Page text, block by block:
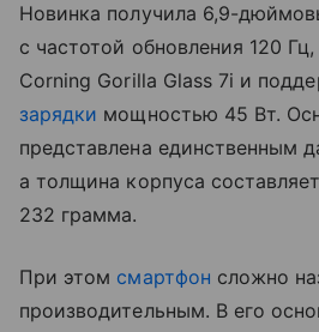
Новинка получила 6,9-
с частотой обновления 120
Corning Gorilla Glass 7i и
зарядки мощностью 45 Вт.
представлена единственным
а толщина корпуса
232 грамма.
При этом смартфон сложно
производительным. В его